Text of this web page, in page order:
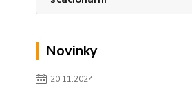
Novinky
20.11.2024